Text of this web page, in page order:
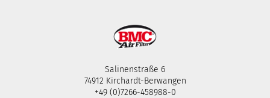
Salinenstraße 6
74912 Kirchardt-Berwangen
+49 (0)7266-458988-0